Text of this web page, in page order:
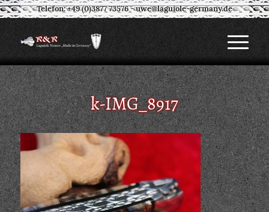
Telefon: +49 (0)3877 73576-uwe@laguiole-germany.de
k-IMG_8917